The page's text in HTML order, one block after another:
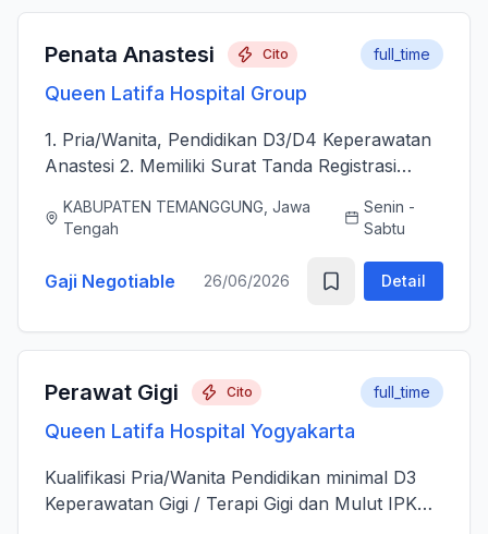
Penata Anastesi Cito
Queen Latifa Hospital Group
full_time
1. Pria/Wanita, Pendidikan D3/D4 Keperawatan
Anastesi 2. Memiliki Surat Tanda Registrasi
kepenataan anestesi sebelum, selama, dan
sesudah Tindakan Operasi 3....
KABUPATEN TEMANGGUNG, Jawa
Tengah
Senin -
Sabtu
Gaji Negotiable 26/06/2026 Detail
Perawat Gigi Cito
Queen Latifa Hospital Yogyakarta
full_time
Kualifikasi Pria/Wanita Pendidikan minimal D3
Keperawatan Gigi / Terapi Gigi dan Mulut IPK